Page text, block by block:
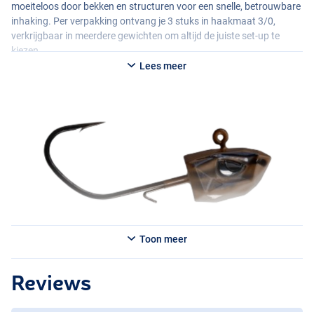
moeiteloos door bekken en structuren voor een snelle, betrouwbare
inhaking. Per verpakking ontvang je 3 stuks in haakmaat 3/0,
verkrijgbaar in meerdere gewichten om altijd de juiste set-up te
kiezen.
Lees meer
Toon meer
Reviews